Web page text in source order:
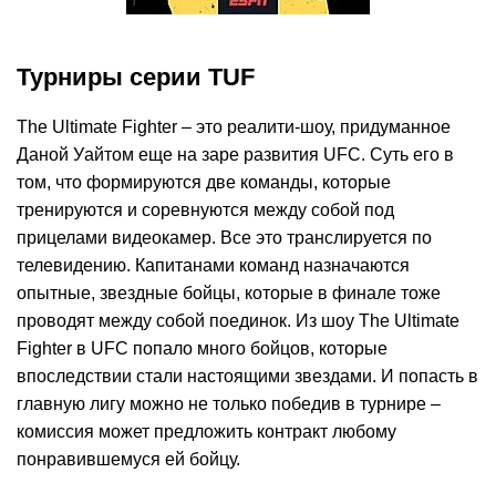
Турниры серии TUF
The Ultimate Fighter – это реалити-шоу, придуманное
Даной Уайтом еще на заре развития UFC. Суть его в
том, что формируются две команды, которые
тренируются и соревнуются между собой под
прицелами видеокамер. Все это транслируется по
телевидению. Капитанами команд назначаются
опытные, звездные бойцы, которые в финале тоже
проводят между собой поединок. Из шоу The Ultimate
Fighter в UFC попало много бойцов, которые
впоследствии стали настоящими звездами. И попасть в
главную лигу можно не только победив в турнире –
комиссия может предложить контракт любому
понравившемуся ей бойцу.